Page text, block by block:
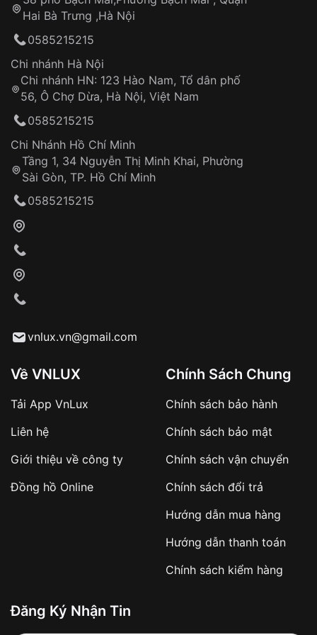
Hotline: 0585 215 215
Từ khóa SEO:
Khách hàng kiểm tra và thanh toán trực tiếp
Từ khóa SEO:
sản phẩm đặc biệt
hàng
Số tiền còn lại thanh toán khi nhận hàng hoặc
✔️ Đảm bảo xử lý đơn hàng nhanh chóng
✔️ Hạn chế tình trạng hủy đơn không mong
Từ khóa SEO:
Tự ý sửa chữa
thống VNLUX
Đảm bảo quyền lợi khách hàng
Đồng hành cùng khách hàng trong suốt quá
trình sử dụng
Hai Bà Trưng ,Hà Nội
0585215215
Chi nhánh Hà Nội
Chi nhánh HN: 123 Hào Nam, Tổ dân phố
56, Ô Chợ Dừa, Hà Nội, Việt Nam
0585215215
Chi Nhánh Hồ Chí Minh
Tầng 1, 34 Nguyễn Thị Minh Khai, Phường
Sài Gòn, TP. Hồ Chí Minh
0585215215
vnlux.vn@gmail.com
Về VNLUX
Tải App VnLux
Liên hệ
Giới thiệu về công ty
Đồng hồ Online
Chính Sách Chung
Chính sách bảo hành
Chính sách bảo mật
Chính sách vận chuyển
Chính sách đổi trả
Hướng dẫn mua hàng
Hướng dẫn thanh toán
Chính sách kiểm hàng
Đăng Ký Nhận Tin